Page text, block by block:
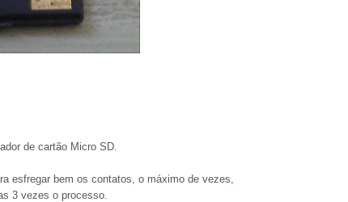
de cartão Micro SD.
esfregar bem os contatos, o máximo de vezes,
3 vezes o processo.